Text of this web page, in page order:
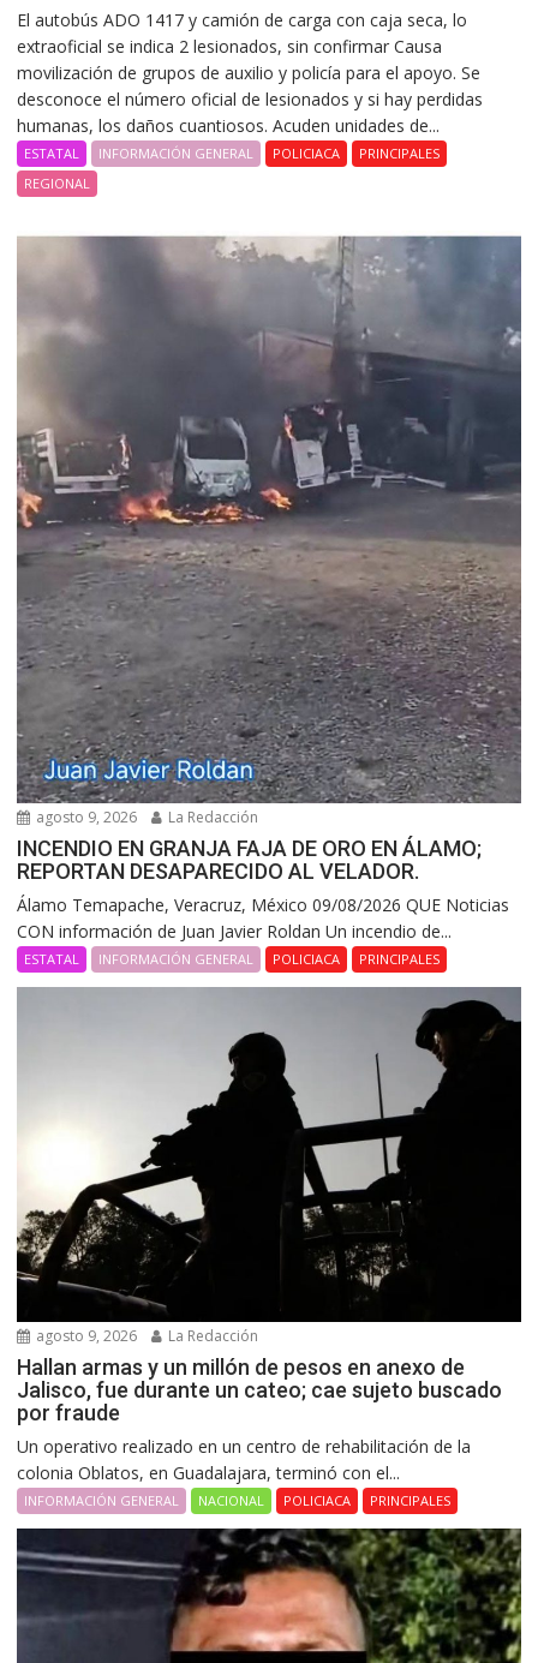
El autobús ADO 1417 y camión de carga con caja seca, lo
extraoficial se indica 2 lesionados, sin confirmar Causa
movilización de grupos de auxilio y policía para el apoyo. Se
desconoce el número oficial de lesionados y si hay perdidas
humanas, los daños cuantiosos. Acuden unidades de...
ESTATAL INFORMACIÓN GENERAL POLICIACA
PRINCIPALES
REGIONAL
agosto 9, 2026 La Redacción
INCENDIO EN GRANJA FAJA DE ORO EN ÁLAMO;
REPORTAN DESAPARECIDO AL VELADOR.
Álamo Temapache, Veracruz, México 09/08/2026 QUE Noticias
CON información de Juan Javier Roldan Un incendio de...
ESTATAL INFORMACIÓN GENERAL POLICIACA PRINCIPALES
agosto 9, 2026 La Redacción
Hallan armas y un millón de pesos en anexo de
Jalisco, fue durante un cateo; cae sujeto buscado
por fraude
Un operativo realizado en un centro de rehabilitación de la
colonia Oblatos, en Guadalajara, terminó con el...
INFORMACIÓN GENERAL NACIONAL POLICIACA PRINCIPALES